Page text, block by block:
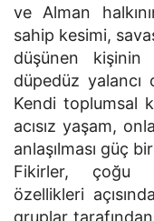
ve Alman
sahip kesimi,
düşünen
düpedüz yalancı
Kendi toplumsal
acısız yaşam,
anlaşılması güç
Fikirler, çoğu
özellikleri
gruplar